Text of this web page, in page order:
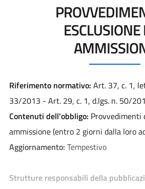
ESCLUSIONE
Riferimento normativo: Art. 37, c. 1,
33/2013 - Art. 29, c. 1, d.lgs. n. 50/
Contenuti dell'obbligo: Provvedimenti
ammissione (entro 2 giorni dalla loro
Aggiornamento: Tempestivo
Strutture responsabili della